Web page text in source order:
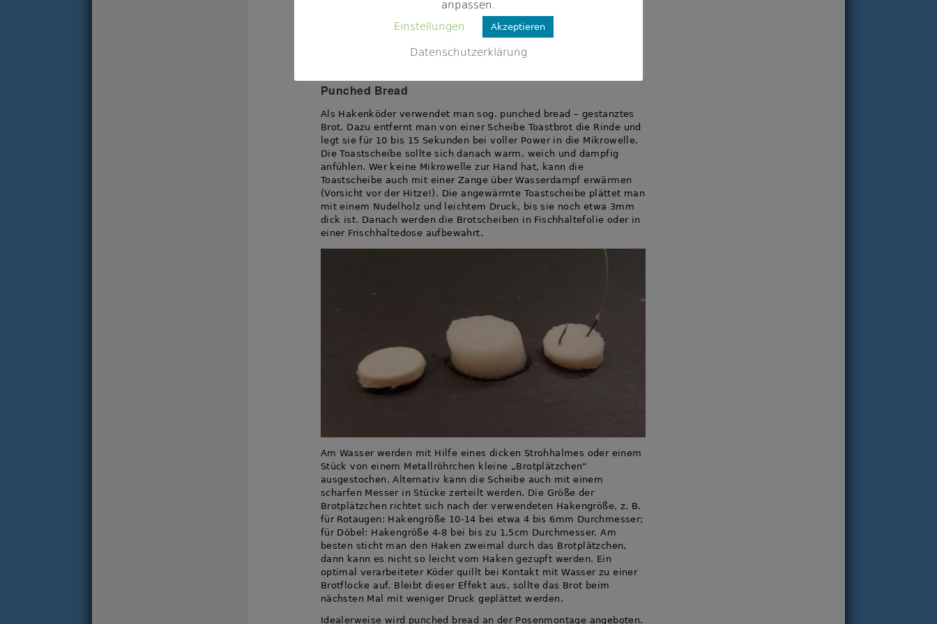
mehreren Faktoren ab: Wahl der Toastmarke, Frische des Brots,
Verwendung der Rinde – ohne Rinde wird das Pulver feiner und
feuchter. Um die Lockwirkung von liquidised bread noch zu
verstärken, kann man farbige Lockstoffe, gekochten Hanf oder
Punched Bread
Als Hakenköder verwendet man sog. punched bread – gestanztes
Brot. Dazu entfernt man von einer Scheibe Toastbrot die Rinde und
legt sie für 10 bis 15 Sekunden bei voller Power in die Mikrowelle.
Die Toastscheibe sollte sich danach warm, weich und dampfig
anfühlen. Wer keine Mikrowelle zur Hand hat, kann die
Toastscheibe auch mit einer Zange über Wasserdampf erwärmen
(Vorsicht vor der Hitze!). Die angewärmte Toastscheibe plättet man
mit einem Nudelholz und leichtem Druck, bis sie noch etwa 3mm
dick ist. Danach werden die Brotscheiben in Fischhaltefolie oder in
einer Frischhaltedose aufbewahrt.
Am Wasser werden mit Hilfe eines dicken Strohhalmes oder einem
Stück von einem Metallröhrchen kleine „Brotplätzchen“
ausgestochen. Alternativ kann die Scheibe auch mit einem
scharfen Messer in Stücke zerteilt werden. Die Größe der
Brotplätzchen richtet sich nach der verwendeten Hakengröße, z. B.
für Rotaugen: Hakengröße 10-14 bei etwa 4 bis 6mm Durchmesser;
für Döbel: Hakengröße 4-8 bei bis zu 1,5cm Durchmesser. Am
besten sticht man den Haken zweimal durch das Brotplätzchen,
dann kann es nicht so leicht vom Haken gezupft werden. Ein
optimal verarbeiteter Köder quillt bei Kontakt mit Wasser zu einer
Brotflocke auf. Bleibt dieser Effekt aus, sollte das Brot beim
nächsten Mal mit weniger Druck geplättet werden.
Idealerweise wird punched bread an der Posenmontage angeboten.
anpassen.
Einstellungen
Akzeptieren
Datenschutzerklärung